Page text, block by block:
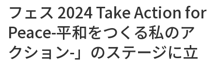
フェス 2024 Take Action for
Peace-平和をつくる私のア
クション-」のステージに立